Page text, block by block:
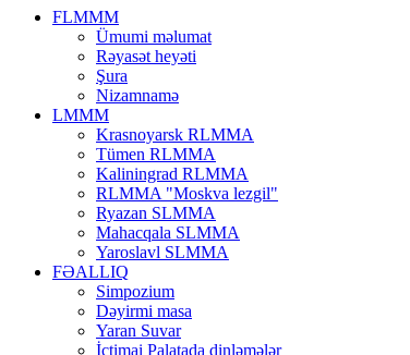
FLMMM
Ümumi məlumat
Rəyasət heyəti
Şura
Nizamnamə
LMMM
Krasnoyarsk RLMMA
Tümen RLMMA
Kaliningrad RLMMA
RLMMA "Moskva lezgil"
Ryazan SLMMA
Mahacqala SLMMA
Yaroslavl SLMMA
FƏALLIQ
Simpozium
Dəyirmi masa
Yaran Suvar
İctimai Palatada dinləmələr